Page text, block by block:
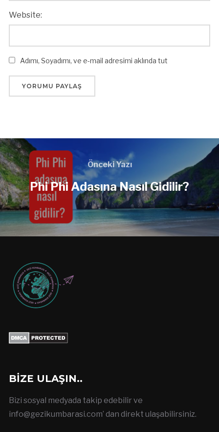
Website:
Adımı, Soyadımı, ve e-mail adresimi aklında tut
Önceki Yazı
Phi Phi Adasına Nasıl Gidilir?
BIZE ULAŞIN..
Bizi sosyal medyada takip edebilir ve
info@gezikumbarasi.com’ dan direkt ulaşabilirsiniz.